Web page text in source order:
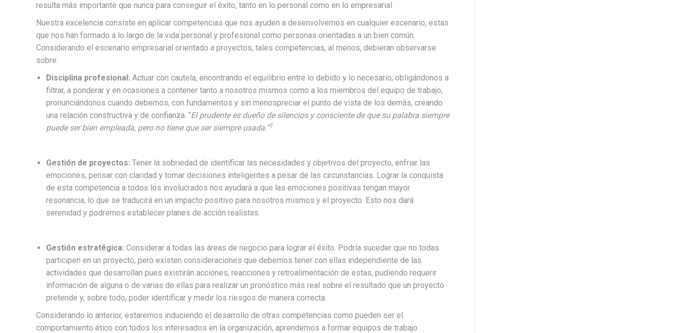
resulta más importante que nunca para conseguir el éxito, tanto en lo personal como en lo empresarial.
Nuestra excelencia consiste en aplicar competencias que nos ayuden a desenvolvernos en cualquier escenario, estas
que nos han formado a lo largo de la vida personal y profesional como personas orientadas a un bien común.
Considerando el escenario empresarial orientado a proyectos, tales competencias, al menos, debieran observarse
sobre:
Disciplina profesional: Actuar con cautela, encontrando el equilibrio entre lo debido y lo necesario, obligándonos a
filtrar, a ponderar y en ocasiones a contener tanto a nosotros mismos como a los miembros del equipo de trabajo,
pronunciándonos cuando debemos, con fundamentos y sin menospreciar el punto de vista de los demás, creando
una relación constructiva y de confianza. “El prudente es dueño de silencios y consciente de que su palabra siempre
puede ser bien empleada, pero no tiene que ser siempre usada.”1
Gestión de proyectos: Tener la sobriedad de identificar las necesidades y objetivos del proyecto, enfriar las
emociones, pensar con claridad y tomar decisiones inteligentes a pesar de las circunstancias. Lograr la conquista
de esta competencia a todos los involucrados nos ayudará a que las emociones positivas tengan mayor
resonancia, lo que se traducirá en un impacto positivo para nosotros mismos y el proyecto. Esto nos dará
serenidad y podremos establecer planes de acción realistas.
Gestión estratégica: Considerar a todas las áreas de negocio para lograr el éxito. Podría suceder que no todas
participen en un proyecto, pero existen consideraciones que debemos tener con ellas independiente de las
actividades que desarrollan pues existirán acciones, reacciones y retroalimentación de estas, pudiendo requerir
información de alguna o de varias de ellas para realizar un pronóstico más real sobre el resultado que un proyecto
pretende y, sobre todo, poder identificar y medir los riesgos de manera correcta.
Considerando lo anterior, estaremos induciendo el desarrollo de otras competencias como pueden ser el
comportamiento ético con todos los interesados en la organización, aprendemos a formar equipos de trabajo